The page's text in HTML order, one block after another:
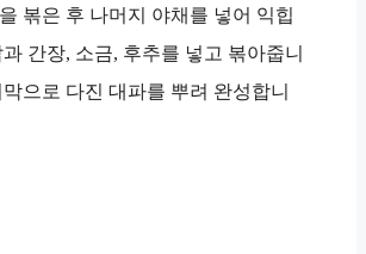
볶은 후 나머지 야채를 넣어 익힙
간장, 소금, 후추를 넣고 볶아줍니
으로 다진 대파를 뿌려 완성합니